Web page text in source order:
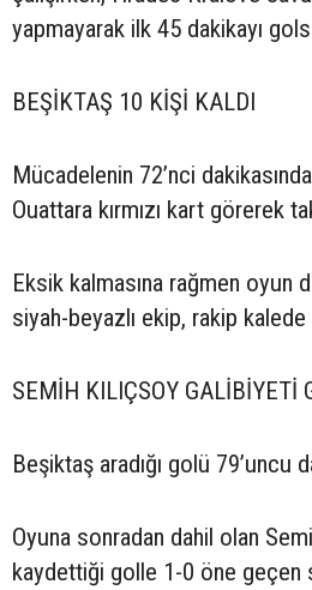
yapmayarak ilk 45 dakikayı
BEŞİKTAŞ 10 KİŞİ KALDI
Mücadelenin 72’nci
Ouattara kırmızı kart görerek
Eksik kalmasına rağmen oyun
siyah-beyazlı ekip, rakip kalede
SEMİH KILIÇSOY GALİBİYETİ
Beşiktaş aradığı golü 79’uncu
Oyuna sonradan dahil olan
kaydettiği golle 1-0 öne geçen